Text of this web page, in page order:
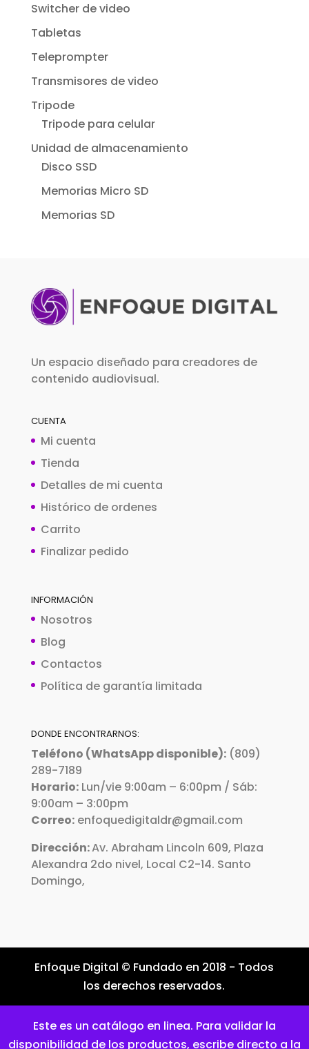
Este es un catálogo en linea. Para validar la
disponibilidad de los productos, escribe directo a la
Switcher de video
Tabletas
Teleprompter
Transmisores de video
Tripode
Tripode para celular
Unidad de almacenamiento
Disco SSD
Memorias Micro SD
Memorias SD
Un espacio diseñado para creadores de
contenido audiovisual.
CUENTA
Mi cuenta
Tienda
Detalles de mi cuenta
Histórico de ordenes
Carrito
Finalizar pedido
INFORMACIÓN
Nosotros
Blog
Contactos
Política de garantía limitada
DONDE ENCONTRARNOS:
Teléfono (WhatsApp disponible):(809)
289-7189
Horario:Lun/vie 9:00am – 6:00pm / Sáb:
9:00am – 3:00pm
Correo:enfoquedigitaldr@gmail.com
Dirección:Av. Abraham Lincoln 609, Plaza
Alexandra 2do nivel, Local C2-14. Santo
Domingo,
Enfoque Digital © Fundado en 2018 - Todos
los derechos reservados.